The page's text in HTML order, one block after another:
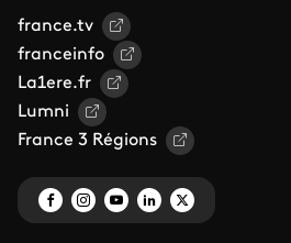
france.tv
franceinfo
La1ere.fr
Lumni
France 3 Régions